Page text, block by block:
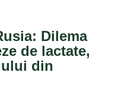
Dilema
de lactate,
din